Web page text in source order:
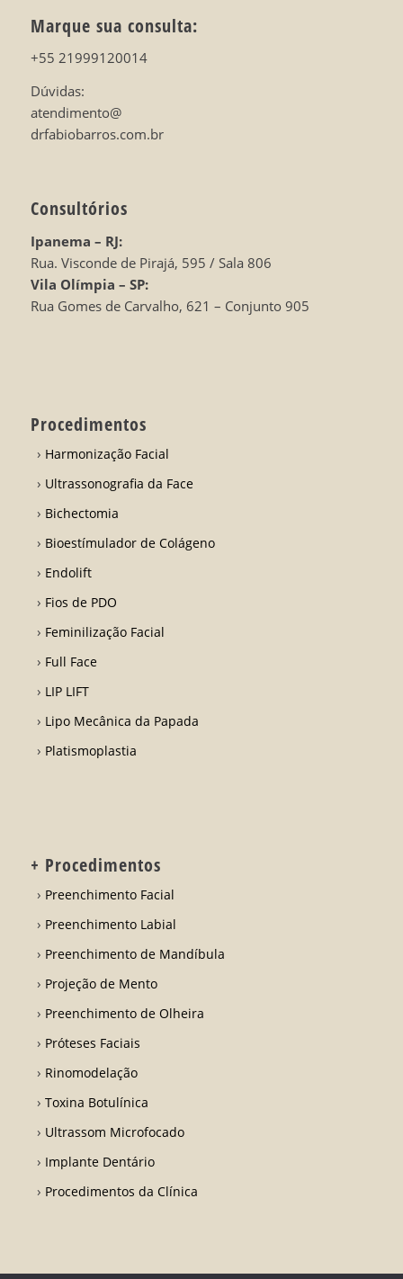
Marque sua consulta:
+55 21999120014
Dúvidas:
atendimento@
drfabiobarros.com.br
Consultórios
Ipanema – RJ:
Rua. Visconde de Pirajá, 595 / Sala 806
Vila Olímpia – SP:
Rua Gomes de Carvalho, 621 – Conjunto 905
Procedimentos
Harmonização Facial
Ultrassonografia da Face
Bichectomia
Bioestímulador de Colágeno
Endolift
Fios de PDO
Feminilização Facial
Full Face
LIP LIFT
Lipo Mecânica da Papada
Platismoplastia
+ Procedimentos
Preenchimento Facial
Preenchimento Labial
Preenchimento de Mandíbula
Projeção de Mento
Preenchimento de Olheira
Próteses Faciais
Rinomodelação
Toxina Botulínica
Ultrassom Microfocado
Implante Dentário
Procedimentos da Clínica